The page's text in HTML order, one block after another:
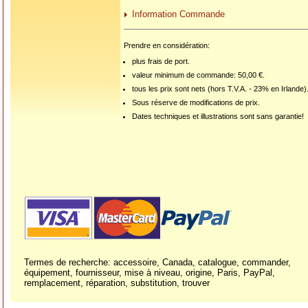
Information Commande
Prendre en considération:
plus frais de port.
valeur minimum de commande: 50,00 €.
tous les prix sont nets (hors T.V.A. - 23% en
Sous réserve de modifications de prix.
Dates techniques et illustrations sont sans garantie!
Termes de recherche: accessoire, Canada, catalogue, commander,
équipement, fournisseur, mise à niveau, origine, Paris, PayPal,
remplacement, réparation, substitution, trouver